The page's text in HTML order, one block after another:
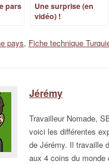
pars
Une surprise (en
vidéo) !
pays, Fiche technique
Jérémy
Travailleur Nomade,
voici les différentes
de Jérémy. Il travaille
aux 4 coins du